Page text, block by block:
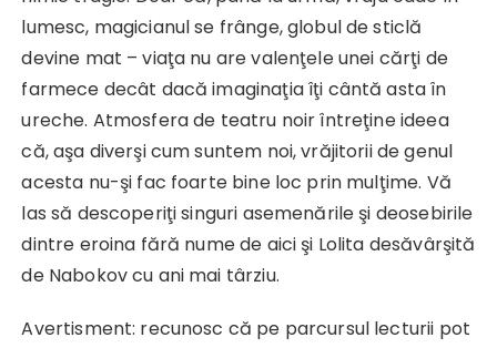
lumesc, magicianul se frânge, globul de sticlă
devine mat – viaţa nu are valenţele unei cărţi de
farmece decât dacă imaginaţia îţi cântă asta în
ureche. Atmosfera de teatru noir întreţine ideea
că, aşa diverşi cum suntem noi, vrăjitorii de genul
acesta nu-şi fac foarte bine loc prin mulţime. Vă
las să descoperiţi singuri asemenările şi deosebirile
dintre eroina fără nume de aici şi Lolita desăvârşită
de Nabokov cu ani mai târziu.
Avertisment: recunosc că pe parcursul lecturii pot